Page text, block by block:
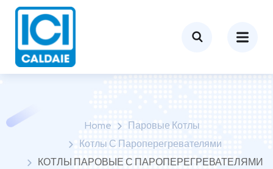
Home
Паровые Котлы
Котлы С Пароперегревателями
КОТЛЫ ПАРОВЫЕ С ПАРОПЕРЕГРЕВАТЕЛЯМИ